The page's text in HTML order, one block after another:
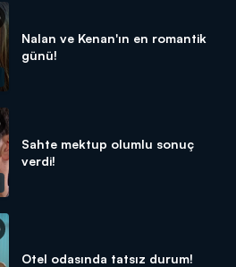
Nalan ve Kenan'ın en romantik
günü!
Sahte mektup olumlu sonuç
verdi!
Otel odasında tatsız durum!